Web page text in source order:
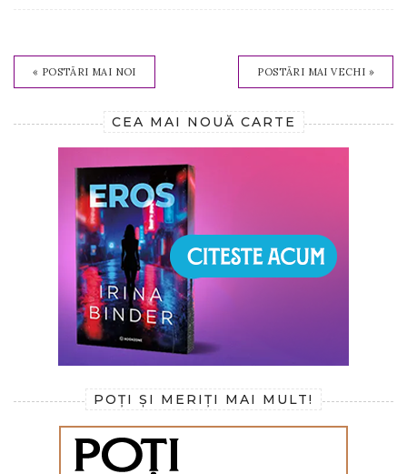
« POSTĂRI MAI NOI POSTĂRI MAI VECHI »
CEA MAI NOUĂ CARTE
POȚI ȘI MERIȚI MAI MULT!